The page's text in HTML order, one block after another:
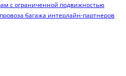
с ограниченной подвижностью
багажа интерлайн-партнеров